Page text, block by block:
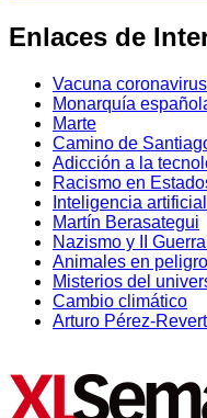
Enlaces de
Vacuna coronavirus
Monarquía
Marte
Camino de
Adicción a la
Racismo en
Inteligencia
Martín Berasategui
Nazismo y II
Animales en
Misterios del
Cambio climático
Arturo Pérez-